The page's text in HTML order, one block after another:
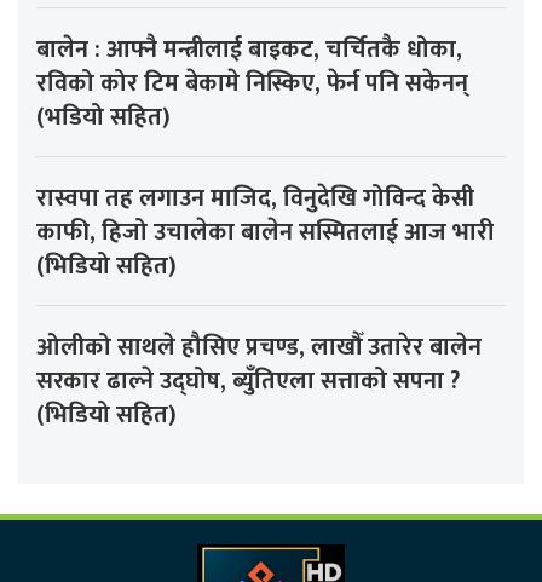
बालेन : आफ्नै मन्त्रीलाई बाइकट, चर्चितकै धोका,
रविको कोर टिम बेकामे निस्किए, फेर्न पनि सकेनन्
(भडियो सहित)
रास्वपा तह लगाउन माजिद, विनुदेखि गोविन्द केसी
काफी, हिजो उचालेका बालेन सस्मितलाई आज भारी
(भिडियो सहित)
ओलीको साथले हौसिए प्रचण्ड, लाखौँ उतारेर बालेन
सरकार ढाल्ने उद्घोष, ब्युँतिएला सत्ताको सपना ?
(भिडियो सहित)